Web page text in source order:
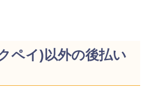
ペイ)以外の後払い